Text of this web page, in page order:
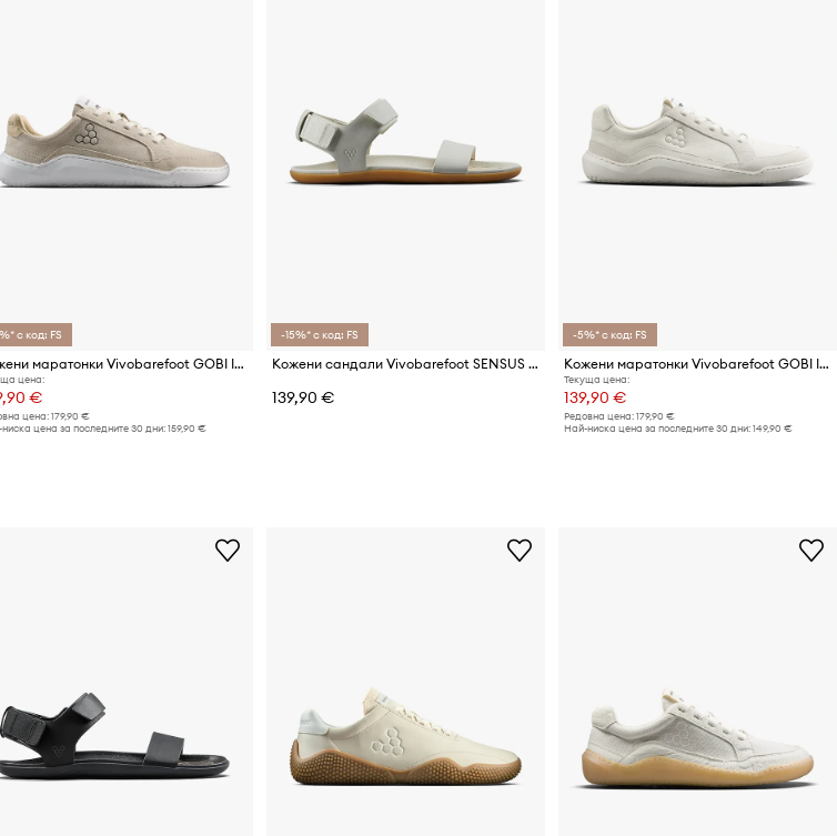
с код: FS
Кожени маратонки Vivobarefoot GOBI II PREMIUM LEATHER
цена:
€
цена: 179,90 €
цена за последните 30 дни: 159,90 €
-15%* с код: FS
Кожени сандали Vivobarefoot SENSUS YIN
139,90 €
-5%* с код: FS
Кожени маратонки Vivobarefoot GOBI II PREMIUM LEATHER
Текуща цена:
139,90 €
Редовна цена: 179,90 €
Най-ниска цена за последните 30 дни: 149,90 €